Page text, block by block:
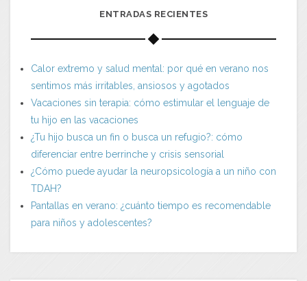
ENTRADAS RECIENTES
Calor extremo y salud mental: por qué en verano nos
sentimos más irritables, ansiosos y agotados
Vacaciones sin terapia: cómo estimular el lenguaje de
tu hijo en las vacaciones
¿Tu hijo busca un fin o busca un refugio?: cómo
diferenciar entre berrinche y crisis sensorial
¿Cómo puede ayudar la neuropsicología a un niño con
TDAH?
Pantallas en verano: ¿cuánto tiempo es recomendable
para niños y adolescentes?